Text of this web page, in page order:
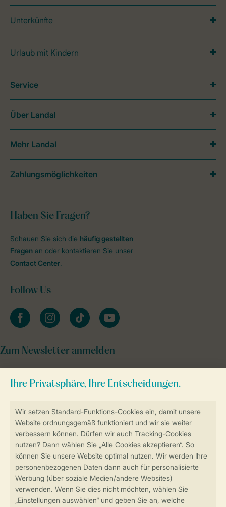
Sicher und schnell zur Online-Buchung
Sichere Datenübertragung
Sicheres Bezahlen
Unterkünfte
Urlaub mit Kindern
Haben Sie Fragen?
Schauen Sie sich die häufig gestellten
Fragen an oder kontaktieren Sie unser
Contact Center.
Follow Us
facebookinstagramtiktok youtube
Zum Newsletter anmelden
Service
Über Landal
Mehr Landal
Zahlungsmöglichkeiten